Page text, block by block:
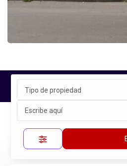
Tipo de propiedad
Inicio Propiedades